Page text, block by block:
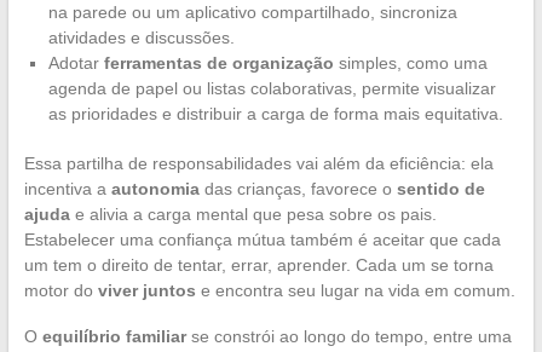
na parede ou um aplicativo compartilhado, sincroniza
atividades e discussões.
Adotar ferramentas de organização simples, como uma
agenda de papel ou listas colaborativas, permite visualizar
as prioridades e distribuir a carga de forma mais equitativa.
Essa partilha de responsabilidades vai além da eficiência: ela
incentiva a autonomiadas crianças, favorece o sentido de
ajudae alivia a carga mental que pesa sobre os pais.
Estabelecer uma confiança mútua também é aceitar que cada
um tem o direito de tentar, errar, aprender. Cada um se torna
motor do viver juntos e encontra seu lugar na vida em comum.
O equilíbrio familiarse constrói ao longo do tempo, entre uma